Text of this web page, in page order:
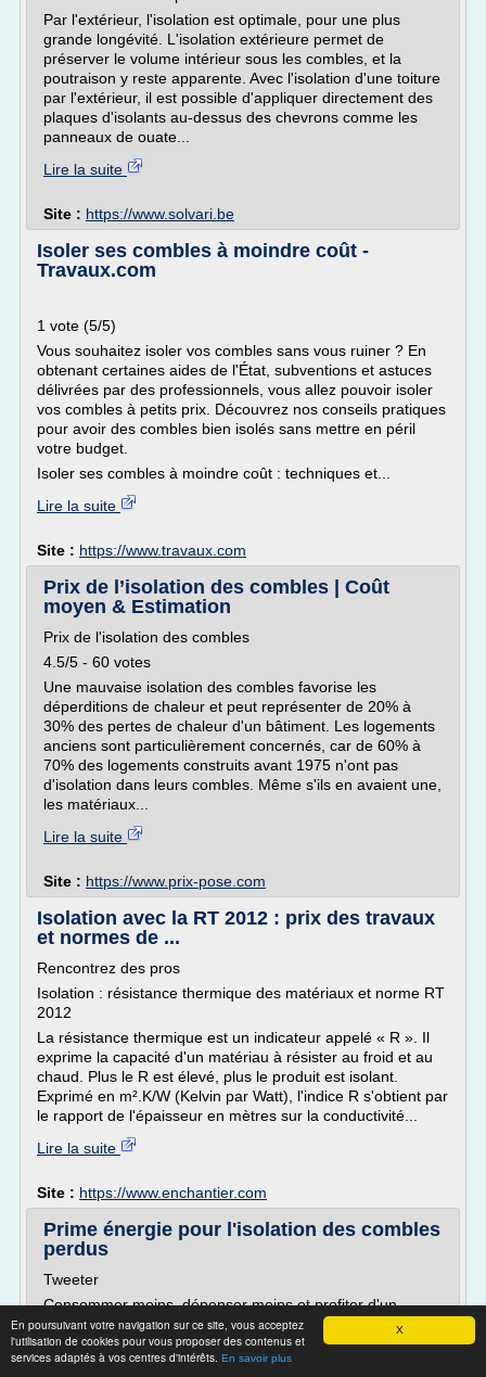
X
En poursuivant votre navigation sur ce site, vous acceptez
l'utilisation de cookies pour vous proposer des contenus et
services adaptés à vos centres d'intérêts. En savoir plus
Par l'extérieur, l'isolation est optimale, pour une plus
grande longévité. L'isolation extérieure permet de
préserver le volume intérieur sous les combles, et la
poutraison y reste apparente. Avec l'isolation d'une toiture
par l'extérieur, il est possible d'appliquer directement des
plaques d'isolants au-dessus des chevrons comme les
panneaux de ouate...
Lire la suite
Site : https://www.solvari.be
Isoler ses combles à moindre coût -
Travaux.com
1 vote (5/5)
Vous souhaitez isoler vos combles sans vous ruiner ? En
obtenant certaines aides de l'État, subventions et astuces
délivrées par des professionnels, vous allez pouvoir isoler
vos combles à petits prix. Découvrez nos conseils pratiques
pour avoir des combles bien isolés sans mettre en péril
votre budget.
Isoler ses combles à moindre coût : techniques et...
Lire la suite
Site : https://www.travaux.com
Prix de l’isolation des combles | Coût
moyen & Estimation
Prix de l'isolation des combles
4.5/5 - 60 votes
Une mauvaise isolation des combles favorise les
déperditions de chaleur et peut représenter de 20% à
30% des pertes de chaleur d'un bâtiment. Les logements
anciens sont particulièrement concernés, car de 60% à
70% des logements construits avant 1975 n'ont pas
d'isolation dans leurs combles. Même s'ils en avaient une,
les matériaux...
Lire la suite
Site : https://www.prix-pose.com
Isolation avec la RT 2012 : prix des travaux
et normes de ...
Rencontrez des pros
Isolation : résistance thermique des matériaux et norme RT
2012
La résistance thermique est un indicateur appelé « R ». Il
exprime la capacité d'un matériau à résister au froid et au
chaud. Plus le R est élevé, plus le produit est isolant.
Exprimé en m².K/W (Kelvin par Watt), l'indice R s'obtient par
le rapport de l'épaisseur en mètres sur la conductivité...
Lire la suite
Site : https://www.enchantier.com
Prime énergie pour l'isolation des combles
perdus
Tweeter
Consommer moins, dépenser moins et profiter d'un
confort absolu été comme hiver tient en partie à une
bonne l'isolation des combles perdus. Aux aides possibles
pour aider les particuliers, vient s'ajouter un autre